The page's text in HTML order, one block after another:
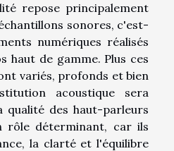
repose principalement
sonores, c'est-
numériques réalisés
haut de gamme. Plus ces
variés, profonds et bien
acoustique sera
qualité des haut-parleurs
rôle déterminant, car ils
la clarté et l'équilibre